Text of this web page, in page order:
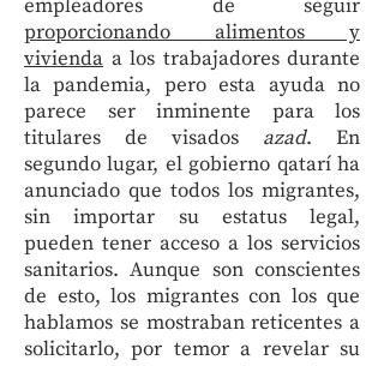
empleadores de seguir
proporcionando alimentos y
vivienda a los trabajadores durante
la pandemia, pero esta ayuda no
parece ser inminente para los
titulares de visados azad. En
segundo lugar, el gobierno qatarí ha
anunciado que todos los migrantes,
sin importar su estatus legal,
pueden tener acceso a los servicios
sanitarios. Aunque son conscientes
de esto, los migrantes con los que
hablamos se mostraban reticentes a
solicitarlo, por temor a revelar su